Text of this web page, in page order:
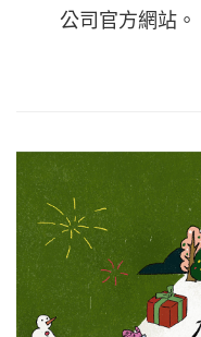
公司官方網站。